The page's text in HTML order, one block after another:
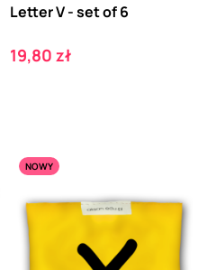
Letter V - set of 6
Cena
19,80 zł
NOWY